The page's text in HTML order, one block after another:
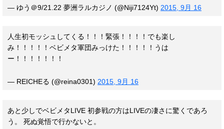
— ゆう＠9/21.22 夢洲ラルカジノ (@Niji7124Yt) 2015, 9月 16
人生初モッシュしてくる！！！緊張！！！！でも楽し
み！！！！！ベビメタ軍団みっけた！！！！！うは
ー！！！！！！！
— REICHEる (@reina0301) 2015, 9月 16
あと少しでベビメタLIVE 初参戦の方はLIVEの凄さに驚くであろ
う。 死ぬ覚悟で行かないと。